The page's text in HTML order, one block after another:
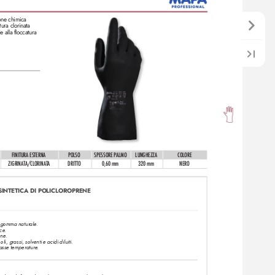
chimica
clorinata
alla floccatura
naturale.
.
grassi, solventi e acidi diluiti.
temperature.
DI POLICLOROPRENE
FINITURA ESTERNA POLSO SPESSORE PALMO LUNGHEZZA
COLORE
ZIGRINATA/CLORINATA DRITTO 0,60 mm 320 mm NERO